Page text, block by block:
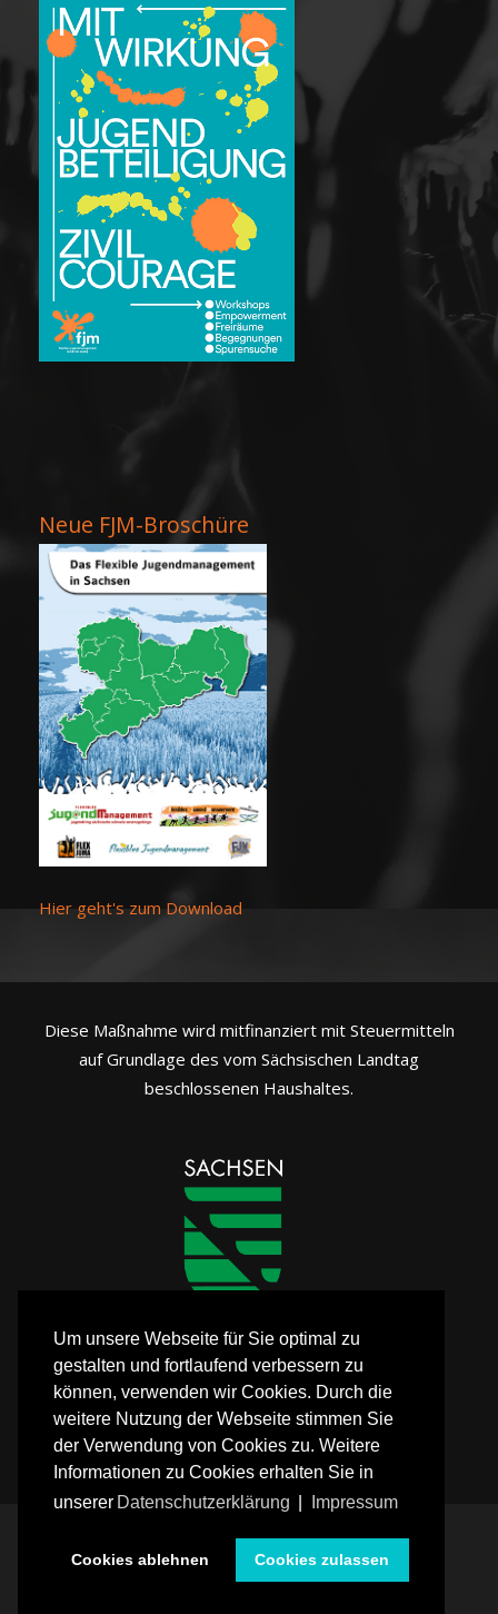
Um unsere Webseite für Sie optimal zu
gestalten und fortlaufend verbessern zu
können, verwenden wir Cookies. Durch die
weitere Nutzung der Webseite stimmen Sie
der Verwendung von Cookies zu. Weitere
Informationen zu Cookies erhalten Sie in
unserer Datenschutzerklärung Impressum
Cookies ablehnen Cookies zulassen
Neue FJM-Broschüre
Hier geht's zum Download
Diese Maßnahme wird mitfinanziert mit Steuermitteln
auf Grundlage des vom Sächsischen Landtag
beschlossenen Haushaltes.
Datenschutz Anfrage/Kontakt